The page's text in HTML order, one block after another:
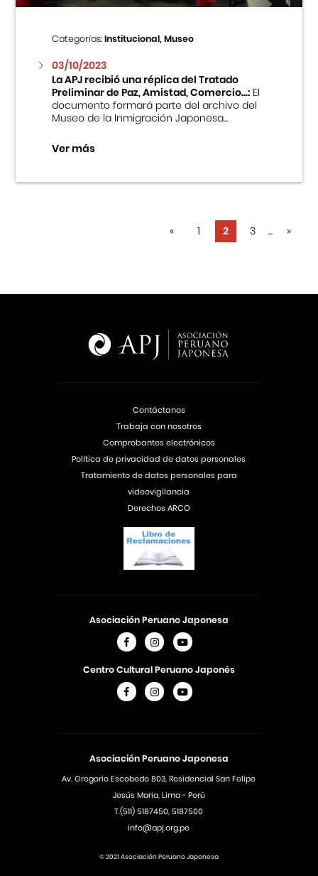
Categorías:Institucional, Museo
03/10/2023
La APJ recibió una réplica del Tratado
Preliminar de Paz, Amistad, Comercio...:El
documento formará parte del archivo del
Museo de la Inmigración Japonesa...
Ver más
« 1 2 3 ... »
Asociación Peruano Japonesa
Av. Gregorio Escobedo 803, Residencial San Felipe
Jesús Maria, Lima - Perú
T.(511) 5187450, 5187500
info@apj.org.pe
Asociación Peruano Japonesa
Centro Cultural Peruano Japonés
Contáctanos
Trabaja con nosotros
Comprobantes electrónicos
Política de privacidad de datos personales
Tratamiento de datos personales para
videovigilancia
Derechos ARCO
© 2021 Asociación Peruano Japonesa